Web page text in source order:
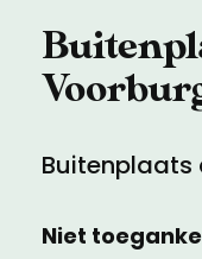
Buitenplaats
Niet